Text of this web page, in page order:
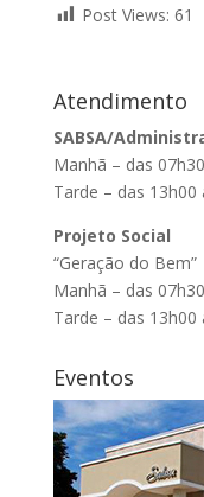
Post Views: 61
Atendimento
SABSA/
Manhã – das
Tarde – das 13h00
Projeto Social
“Geração do Bem”
Manhã – das
Tarde – das 13h00
Eventos